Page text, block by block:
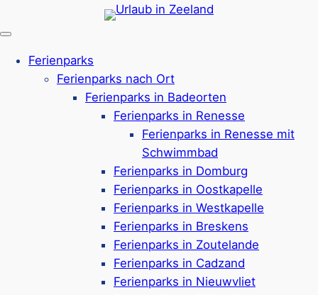
Inhalt
Ferienparks
Ferienparks nach Ort
Ferienparks in Badeorten
Ferienparks in Renesse
Ferienparks in Renesse mit
Schwimmbad
Ferienparks in Domburg
Ferienparks in Oostkapelle
Ferienparks in Westkapelle
Ferienparks in Breskens
Ferienparks in Zoutelande
Ferienparks in Cadzand
Ferienparks in Nieuwvliet